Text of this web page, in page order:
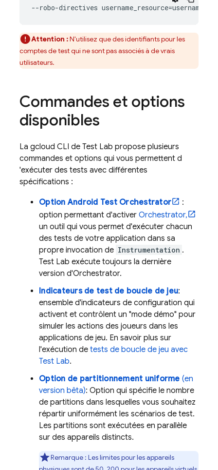
Attention :N'utilisez que des identifiants pour les
comptes de test qui ne sont pas associés à de vrais
utilisateurs.
Commandes et options
disponibles
La gcloud CLI de Test Lab propose plusieurs
commandes et options qui vous permettent d
'exécuter des tests avec différentes
spécifications :
Option Android Test Orchestrator
:
option permettant d'activer Orchestrator,
un outil qui vous permet d'exécuter chacun
des tests de votre application dans sa
propre invocation de Instrumentation .
Test Lab exécute toujours la dernière
version d'Orchestrator.
Indicateurs de test de boucle de jeu:
ensemble d'indicateurs de configuration qui
activent et contrôlent un "mode démo" pour
simuler les actions des joueurs dans les
applications de jeu. En savoir plus sur
l'exécution de tests de boucle de jeu avec
Test Lab.
Option de partitionnement uniforme (en
version bêta): Option qui spécifie le nombre
de partitions dans lesquelles vous souhaitez
répartir uniformément les scénarios de test.
Les partitions sont exécutées en parallèle
sur des appareils distincts.
Remarque : Les limites pour les appareils